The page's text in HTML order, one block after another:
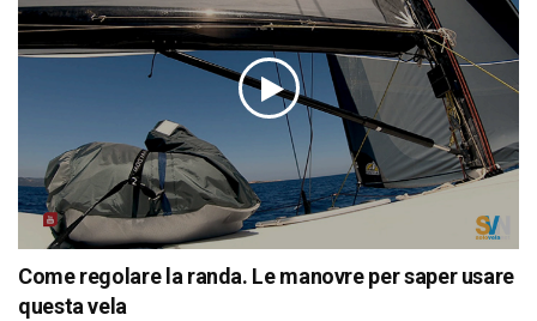
Come regolare la randa. Le manovre per saper usare
questa vela